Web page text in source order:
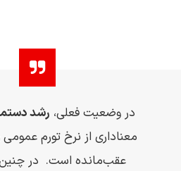
در وضعیت فعلی، رشد
معناداری از نرخ تورم
عقب‌مانده است. در چنین